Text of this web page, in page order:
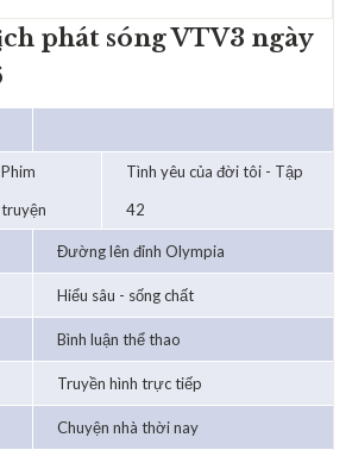
phát sóng VTV3 ngày
Phim
truyện
Tình yêu của đời tôi - Tập
42
Đường lên đỉnh Olympia
Hiểu sâu - sống chất
Bình luận thể thao
Truyền hình trực tiếp
Chuyện nhà thời nay